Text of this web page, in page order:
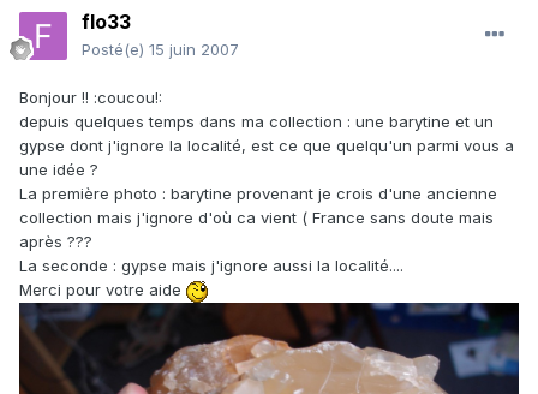
flo33
Posté(e) 15 juin 2007
Bonjour !! :coucou!:
depuis quelques temps dans ma collection : une barytine et un
gypse dont j'ignore la localité, est ce que quelqu'un parmi vous a
une idée ?
La première photo : barytine provenant je crois d'une ancienne
collection mais j'ignore d'où ca vient ( France sans doute mais
après ???
La seconde : gypse mais j'ignore aussi la localité....
Merci pour votre aide